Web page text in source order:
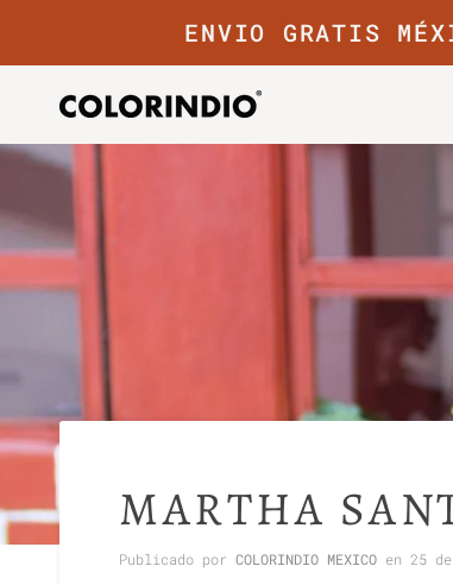
contenido
ENVIO GRATIS
MARTHA
Publicado por COLORINDIO MEXICO en 25